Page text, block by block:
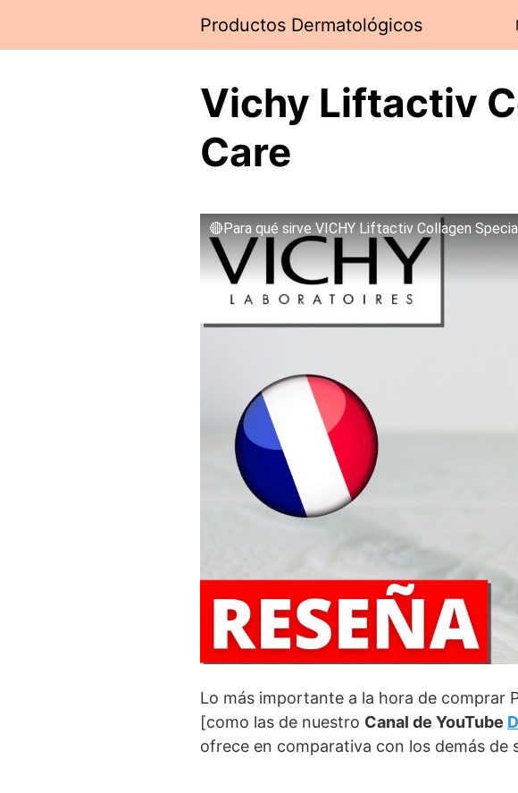
contenido
Productos Dermatológicos
Vichy Liftactiv
Care
🔴Para qué sirve VICHY Liftactiv Collagen
Lo más importante a la hora de comprar
[como las de nuestro Canal de YouTube
ofrece en comparativa con los demás de